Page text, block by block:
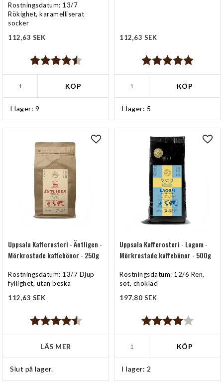
Rostningsdatum: 13/7
Rökighet, karamelliserat
socker
112,63 SEK
I lager: 9
Betyg:
4.3 utav 5 stjärnor
KÖP
112,63 SEK
I lager: 5
Betyg:
5.0 utav 5
KÖP
Lägg till i favoritlistan
Uppsala Kafferosteri - Äntligen -
Mörkrostade kaffebönor - 250g
Rostningsdatum: 13/7 Djup
fyllighet, utan beska
112,63 SEK
Slut på lager.
Betyg:
4.3 utav 5 stjärnor
LÄS MER
Uppsala Kafferosteri - Lagom -
Mörkrostade kaffebönor - 500g
Rostningsdatum: 12/6 Ren,
söt, choklad
197,80 SEK
I lager: 2
Betyg:
4.0 utav 5
KÖP